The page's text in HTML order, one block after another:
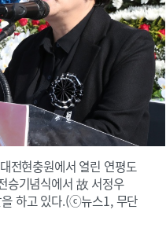
전현충원에서 열린 연평도
승기념식에서 故 서정우
하고 있다.(ⓒ뉴스1, 무단